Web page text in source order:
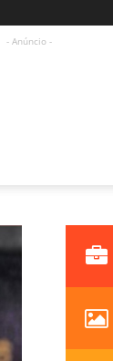
- Anúncio -